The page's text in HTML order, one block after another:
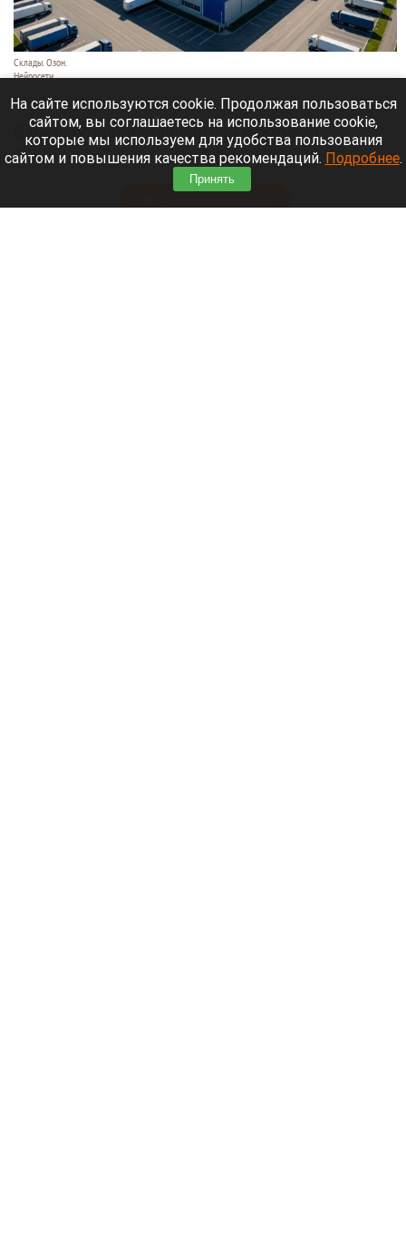
Склады. Озон.
Нейросети
6 августа 2026 в 22:00
Банк работает в стандартном режиме, и
британские санкции не влияют на его
На сайте используются cookie. Продолжая пользоваться
сайтом, вы соглашаетесь на использование cookie,
которые мы используем для удобства пользования
сайтом и повышения качества рекомендаций. Подробнее.
Принять